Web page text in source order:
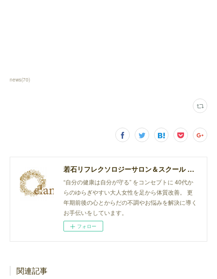
news(70)
若石リフレクソロジーサロン＆スクール elan
“自分の健康は自分が守る” をコンセプトに 40代か
らのゆらぎやすい大人女性を足から体質改善。 更
年期前後の心とからだの不調やお悩みを解決に導く
お手伝いをしています。
フォロー
関連記事